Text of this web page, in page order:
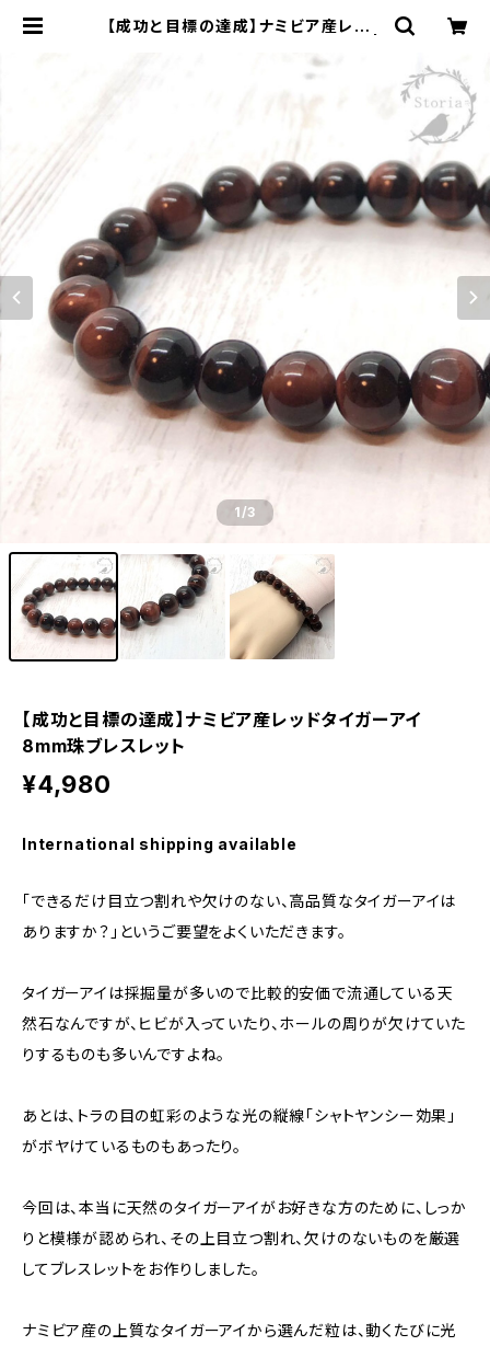
【成功と目標の達成】ナミビア産レッド
1/3
【成功と目標の達成】ナミビア産レッドタイガーアイ
8mm珠ブレスレット
¥4,980
International shipping available
「できるだけ目立つ割れや欠けのない、高品質なタイガーアイは
ありますか？」というご要望をよくいただきます。
タイガーアイは採掘量が多いので比較的安価で流通している天
然石なんですが、ヒビが入っていたり、ホールの周りが欠けていた
りするものも多いんですよね。
あとは、トラの目の虹彩のような光の縦線「シャトヤンシー効果」
がボヤけているものもあったり。
今回は、本当に天然のタイガーアイがお好きな方のために、しっか
りと模様が認められ、その上目立つ割れ、欠けのないものを厳選
してブレスレットをお作りしました。
ナミビア産の上質なタイガーアイから選んだ粒は、動くたびに光